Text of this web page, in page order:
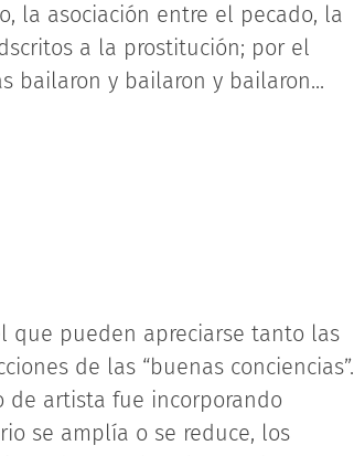
la asociación entre el pecado, la
a la prostitución; por el
bailaron y bailaron y bailaron...
que pueden apreciarse tanto las
de las “buenas conciencias”.
de artista fue incorporando
se amplía o se reduce, los